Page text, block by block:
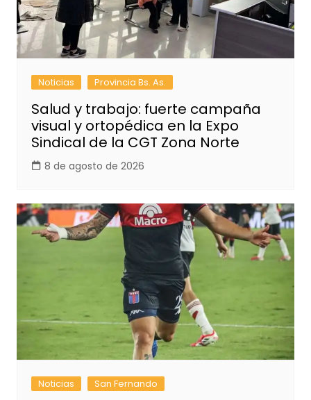
Noticias Provincia Bs. As.
Salud y trabajo: fuerte campaña
visual y ortopédica en la Expo
Sindical de la CGT Zona Norte
8 de agosto de 2026
Noticias San Fernando